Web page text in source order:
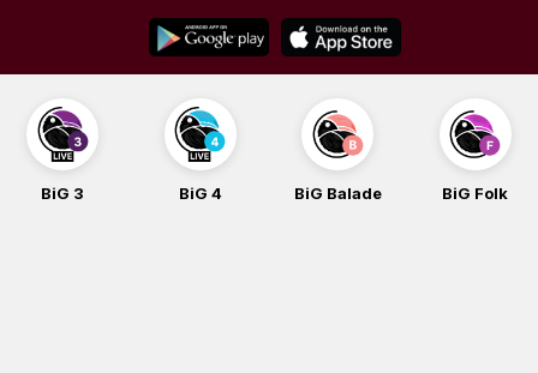
content
BiG 3 BiG 4 BiG Balade BiG Folk